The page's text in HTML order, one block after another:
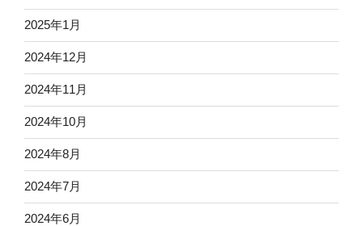
2025年1月
2024年12月
2024年11月
2024年10月
2024年8月
2024年7月
2024年6月